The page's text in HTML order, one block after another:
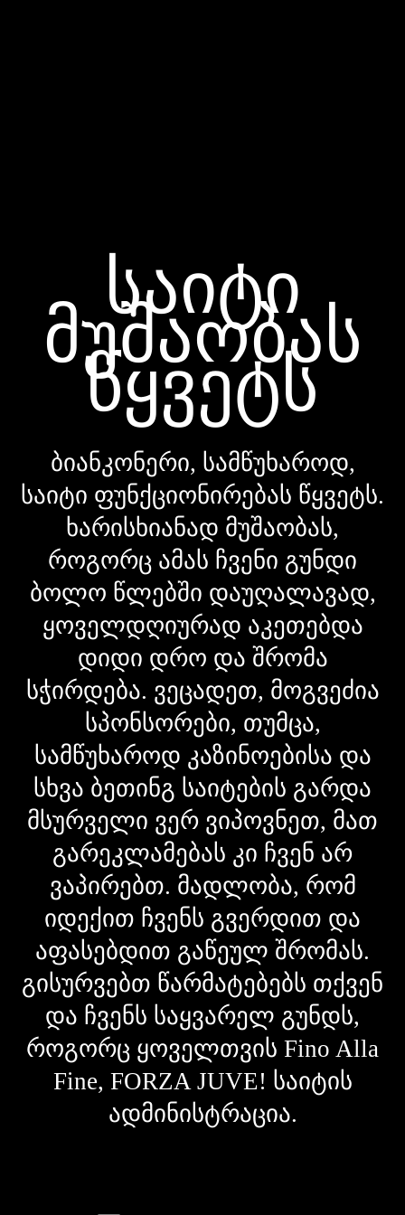
საიტი
მუშაობას
წყვეტს
ბიანკონერი, სამწუხაროდ,
საიტი ფუნქციონირებას წყვეტს.
ხარისხიანად მუშაობას,
როგორც ამას ჩვენი გუნდი
ბოლო წლებში დაუღალავად,
ყოველდღიურად აკეთებდა
დიდი დრო და შრომა
სჭირდება. ვეცადეთ, მოგვეძია
სპონსორები, თუმცა,
სამწუხაროდ კაზინოებისა და
სხვა ბეთინგ საიტების გარდა
მსურველი ვერ ვიპოვნეთ, მათ
გარეკლამებას კი ჩვენ არ
ვაპირებთ. მადლობა, რომ
იდექით ჩვენს გვერდით და
აფასებდით გაწეულ შრომას.
გისურვებთ წარმატებებს თქვენ
და ჩვენს საყვარელ გუნდს,
როგორც ყოველთვის Fino Alla
Fine, FORZA JUVE! საიტის
ადმინისტრაცია.